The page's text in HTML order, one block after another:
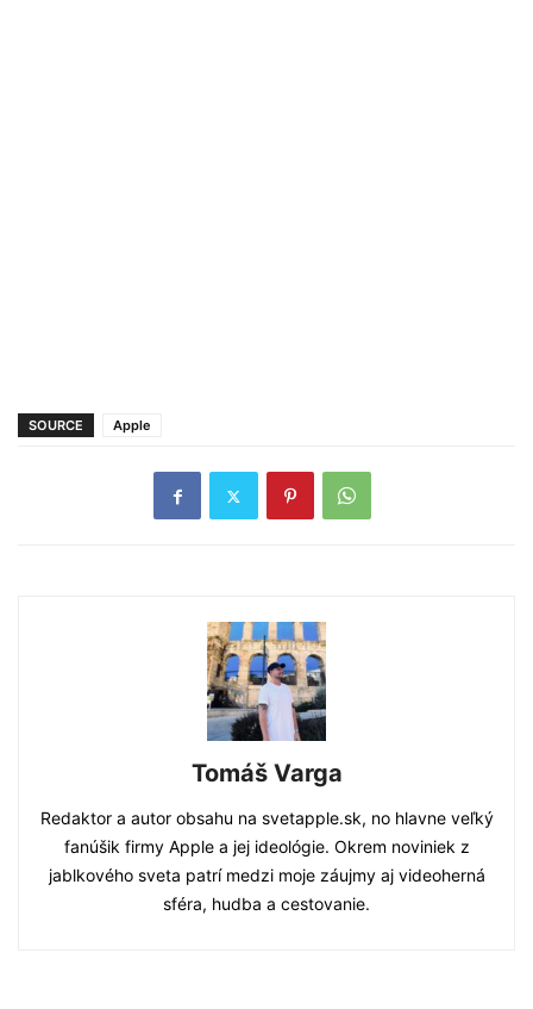
SOURCE Apple
Tomáš Varga
Redaktor a autor obsahu na svetapple.sk, no hlavne veľký
fanúšik firmy Apple a jej ideológie. Okrem noviniek z
jablkového sveta patrí medzi moje záujmy aj videoherná
sféra, hudba a cestovanie.